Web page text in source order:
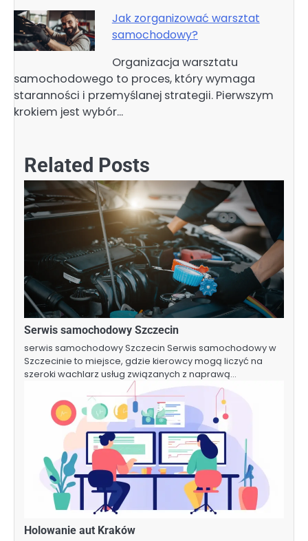
Jak zorganizować warsztat
samochodowy?
Organizacja warsztatu
samochodowego to proces, który wymaga
staranności i przemyślanej strategii. Pierwszym
krokiem jest wybór…
Related Posts
Serwis samochodowy Szczecin
serwis samochodowy Szczecin Serwis samochodowy w
Szczecinie to miejsce, gdzie kierowcy mogą liczyć na
szeroki wachlarz usług związanych z naprawą…
Holowanie aut Kraków